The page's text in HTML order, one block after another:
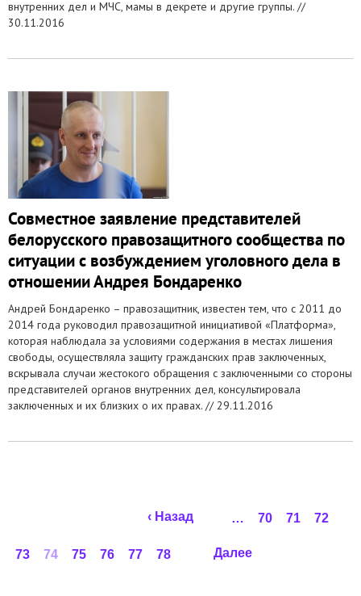
внутренних дел и МЧС, мамы в декрете и другие группы. //
30.11.2016
Совместное заявление представителей
белорусского правозащитного сообщества по
ситуации с возбуждением уголовного дела в
отношении Андрея Бондаренко
Андрей Бондаренко – правозащитник, известен тем, что с 2011 до
2014 года руководил правозащитной инициативой «Платформа»,
которая наблюдала за условиями содержания в местах лишения
свободы, осуществляла защиту гражданских прав заключенных,
вскрывала случаи жестокого обращения с заключенными со стороны
представителей органов внутренних дел, консультировала
заключенных и их близких о их правах. //29.11.2016
‹ Назад … 70 71 72
73 74 75 76 77 78 Далее